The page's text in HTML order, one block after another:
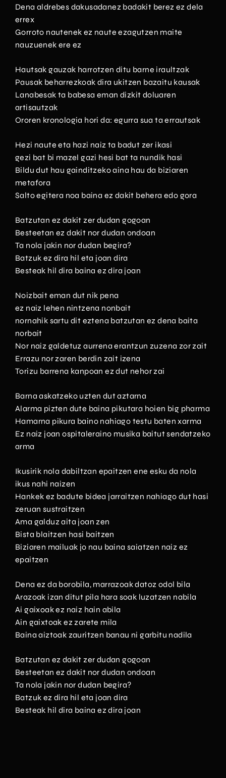
Dena aldrebes dakusadanez badakit berez ez dela
errex
Gorroto nautenek ez naute ezagutzen maite
nauzuenek ere ez
Hautsak gauzak harrotzen ditu barne iraultzak
Pausak beharrezkoak dira ukitzen bazaitu kausak
Lanabesak ta babesa eman dizkit doluaren
artisautzak
Ororen kronologia hori da: egurra sua ta errautsak
Hezi naute eta hazi naiz ta badut zer ikasi
gezi bat bi mazel gazi hesi bat ta nundik hasi
Bildu dut hau gainditzeko aina hau da biziaren
metafora
Salto egitera noa baina ez dakit behera edo gora
Batzutan ez dakit zer dudan gogoan
Besteetan ez dakit nor dudan ondoan
Ta nola jakin nor dudan begira?
Batzuk ez dira hil eta joan dira
Besteak hil dira baina ez dira joan
Noizbait eman dut nik pena
ez naiz lehen nintzena nonbait
nornahik sartu dit eztena batzutan ez dena baita
norbait
Nor naiz galdetuz aurrena erantzun zuzena zor zait
Errazu nor zaren berdin zait izena
Torizu barrena kanpoan ez dut nehor zai
Barna askatzeko uzten dut aztarna
Alarma pizten dute baina pikutara hoien big pharma
Hamarna pikura baino nahiago testu baten xarma
Ez naiz joan ospitaleraino musika baitut sendatzeko
arma
Ikusirik nola dabiltzan epaitzen ene esku da nola
ikus nahi naizen
Hankek ez badute bidea jarraitzen nahiago dut hasi
zeruan sustraitzen
Ama galduz aita joan zen
Bista blaitzen hasi baitzen
Biziaren mailuak jo nau baina saiatzen naiz ez
epaitzen
Dena ez da borobila, marrazoak datoz odol bila
Arazoak izan ditut pila hara soak luzatzen nabila
Ai gaixoak ez naiz hain abila
Ain gaixtoak ez zarete mila
Baina aiztoak zauritzen banau ni garbitu nadila
Batzutan ez dakit zer dudan gogoan
Besteetan ez dakit nor dudan ondoan
Ta nola jakin nor dudan begira?
Batzuk ez dira hil eta joan dira
Besteak hil dira baina ez dira joan